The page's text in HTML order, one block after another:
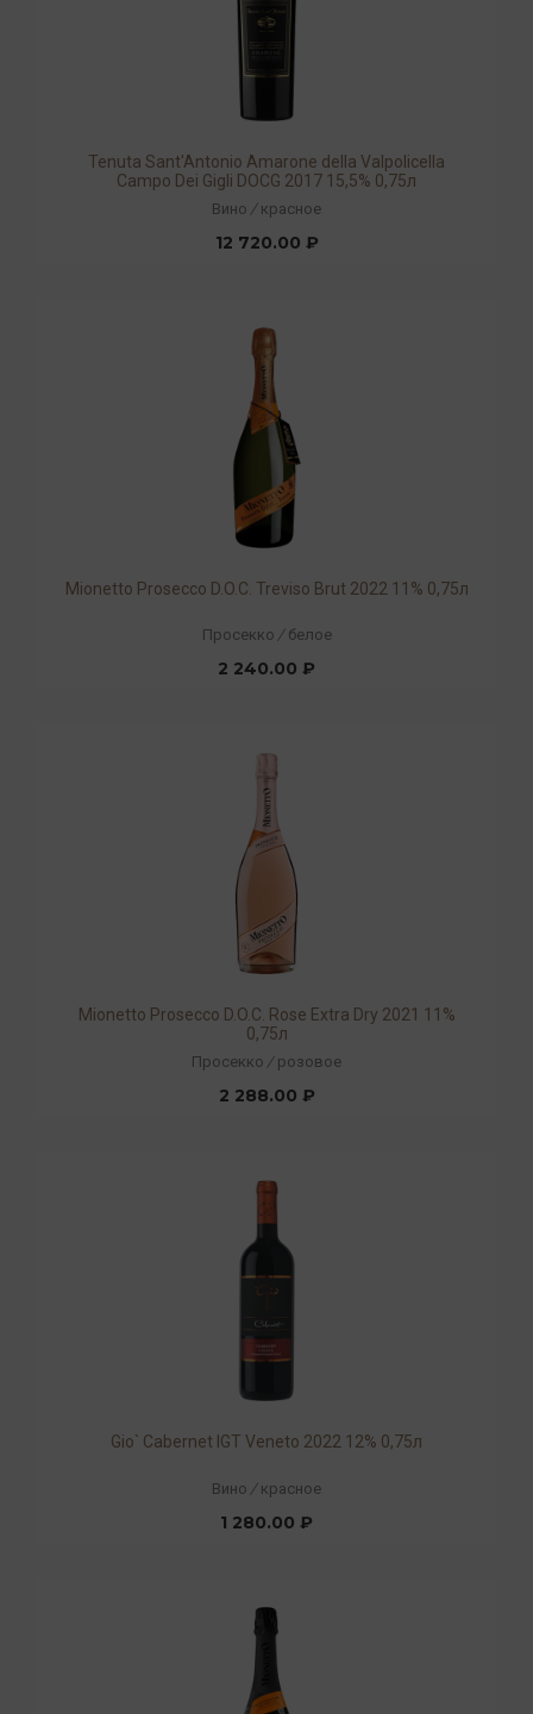
Tenuta Sant'Antonio Amarone della Valpolicella
Campo Dei Gigli DOCG 2017 15,5% 0,75л
Вино / красное
12 720.00 ₽
Mionetto Prosecco D.O.C. Treviso Brut 2022 11% 0,75л
Просекко / белое
2 240.00 ₽
Mionetto Prosecco D.O.C. Rose Extra Dry 2021 11%
0,75л
Просекко / розовое
2 288.00 ₽
Gio` Cabernet IGT Veneto 2022 12% 0,75л
Вино / красное
1 280.00 ₽